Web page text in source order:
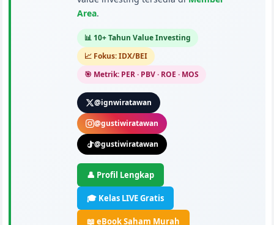
Area.
📊 10+ Tahun Value Investing
📈 Fokus: IDX/BEI
🎯 Metrik: PER · PBV · ROE · MOS
@ignwiratawan
@gustiwiratawan
@gustiwiratawan
👤 Profil Lengkap
🎓 Kelas LIVE Gratis
📖 eBook Saham Murah